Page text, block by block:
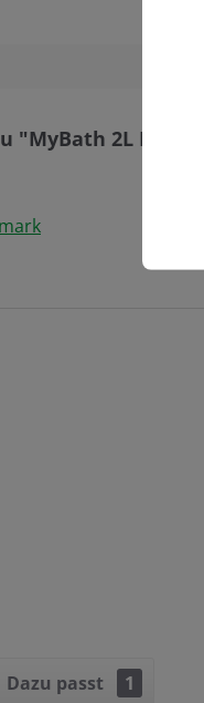
"MyBath 2L Digital
Dazu passt 1